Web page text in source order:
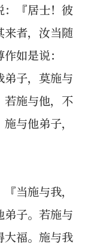
：『居士！彼
来者，汝当随
如是说：
弟子，莫施与
若施与他，不
与他弟子，
当施与我，
弟子。若施与
大福。施与我